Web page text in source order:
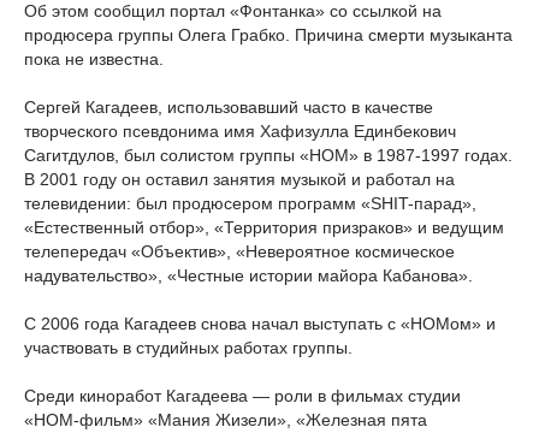
Об этом сообщил портал «Фонтанка» со ссылкой на
продюсера группы Олега Грабко. Причина смерти музыканта
пока не известна.
Сергей Кагадеев, использовавший часто в качестве
творческого псевдонима имя Хафизулла Единбекович
Сагитдулов, был солистом группы «НОМ» в 1987-1997 годах.
В 2001 году он оставил занятия музыкой и работал на
телевидении: был продюсером программ «SHIT-парад»,
«Естественный отбор», «Территория призраков» и ведущим
телепередач «Объектив», «Невероятное космическое
надувательство», «Честные истории майора Кабанова».
С 2006 года Кагадеев снова начал выступать с «НОМом» и
участвовать в студийных работах группы.
Среди киноработ Кагадеева — роли в фильмах студии
«НОМ-фильм» «Мания Жизели», «Железная пята